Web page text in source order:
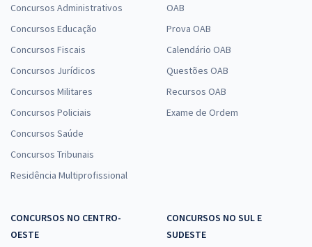
Concursos Administrativos
Concursos Educação
Concursos Fiscais
Concursos Jurídicos
Concursos Militares
Concursos Policiais
Concursos Saúde
Concursos Tribunais
Residência Multiprofissional
OAB
Prova OAB
Calendário OAB
Questões OAB
Recursos OAB
Exame de Ordem
CONCURSOS NO CENTRO-
OESTE
CONCURSOS NO SUL E
SUDESTE